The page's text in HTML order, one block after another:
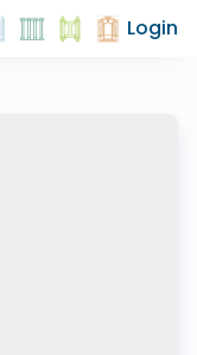
Login